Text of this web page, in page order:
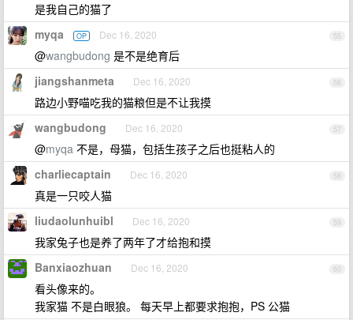
是我自己的猫了
55
myqa OP Dec 16, 2020
@wangbudong 是不是绝育后
56
jiangshanmeta Dec 16, 2020
路边小野喵吃我的猫粮但是不让我摸
57
wangbudong Dec 16, 2020
@myqa 不是，母猫，包括生孩子之后也挺粘人的
58
charliecaptain Dec 16, 2020
真是一只咬人猫
59
liudaolunhuibl Dec 16, 2020
我家兔子也是养了两年了才给抱和摸
60
Banxiaozhuan Dec 16, 2020
看头像来的。
我家猫 不是白眼狼。 每天早上都要求抱抱，PS 公猫